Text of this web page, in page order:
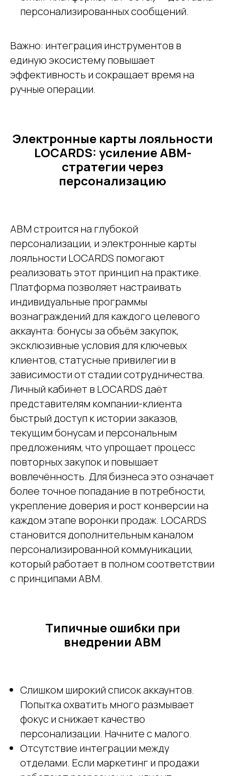
персонализированных сообщений.
Важно: интеграция инструментов в
единую экосистему повышает
эффективность и сокращает время на
ручные операции.
Электронные карты лояльности
LOCARDS: усиление ABM-
стратегии через
персонализацию
ABM строится на глубокой
персонализации, и электронные карты
лояльности LOCARDS помогают
реализовать этот принцип на практике.
Платформа позволяет настраивать
индивидуальные программы
вознаграждений для каждого целевого
аккаунта: бонусы за объём закупок,
эксклюзивные условия для ключевых
клиентов, статусные привилегии в
зависимости от стадии сотрудничества.
Личный кабинет в LOCARDS даёт
представителям компании-клиента
быстрый доступ к истории заказов,
текущим бонусам и персональным
предложениям, что упрощает процесс
повторных закупок и повышает
вовлечённость. Для бизнеса это означает
более точное попадание в потребности,
укрепление доверия и рост конверсии на
каждом этапе воронки продаж. LOCARDS
становится дополнительным каналом
персонализированной коммуникации,
который работает в полном соответствии
с принципами ABM.
Типичные ошибки при
внедрении ABM
Слишком широкий список аккаунтов.
Попытка охватить много размывает
фокус и снижает качество
персонализации. Начните с малого.
Отсутствие интеграции между
отделами. Если маркетинг и продажи